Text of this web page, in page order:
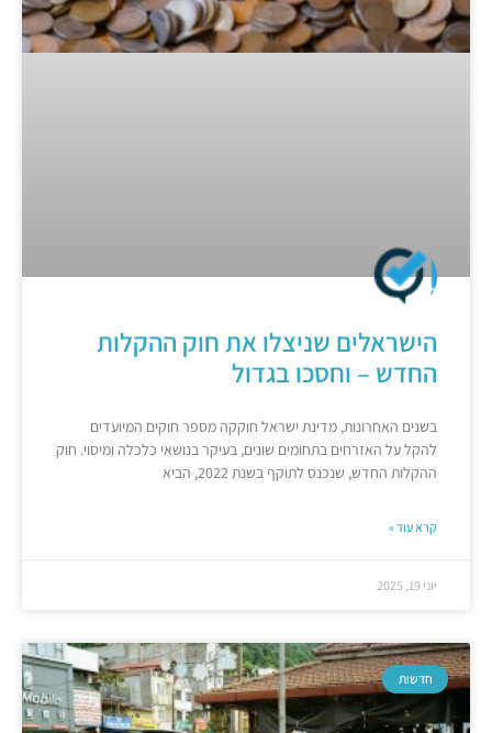
הישראלים שניצלו את חוק ההקלות
החדש – וחסכו בגדול
בשנים האחרונות, מדינת ישראל חוקקה מספר חוקים המיועדים
להקל על האזרחים בתחומים שונים, בעיקר בנושאי כלכלה ומיסוי. חוק
ההקלות החדש, שנכנס לתוקף בשנת 2022, הביא
קרא עוד »
יוני 19, 2025
חדשות